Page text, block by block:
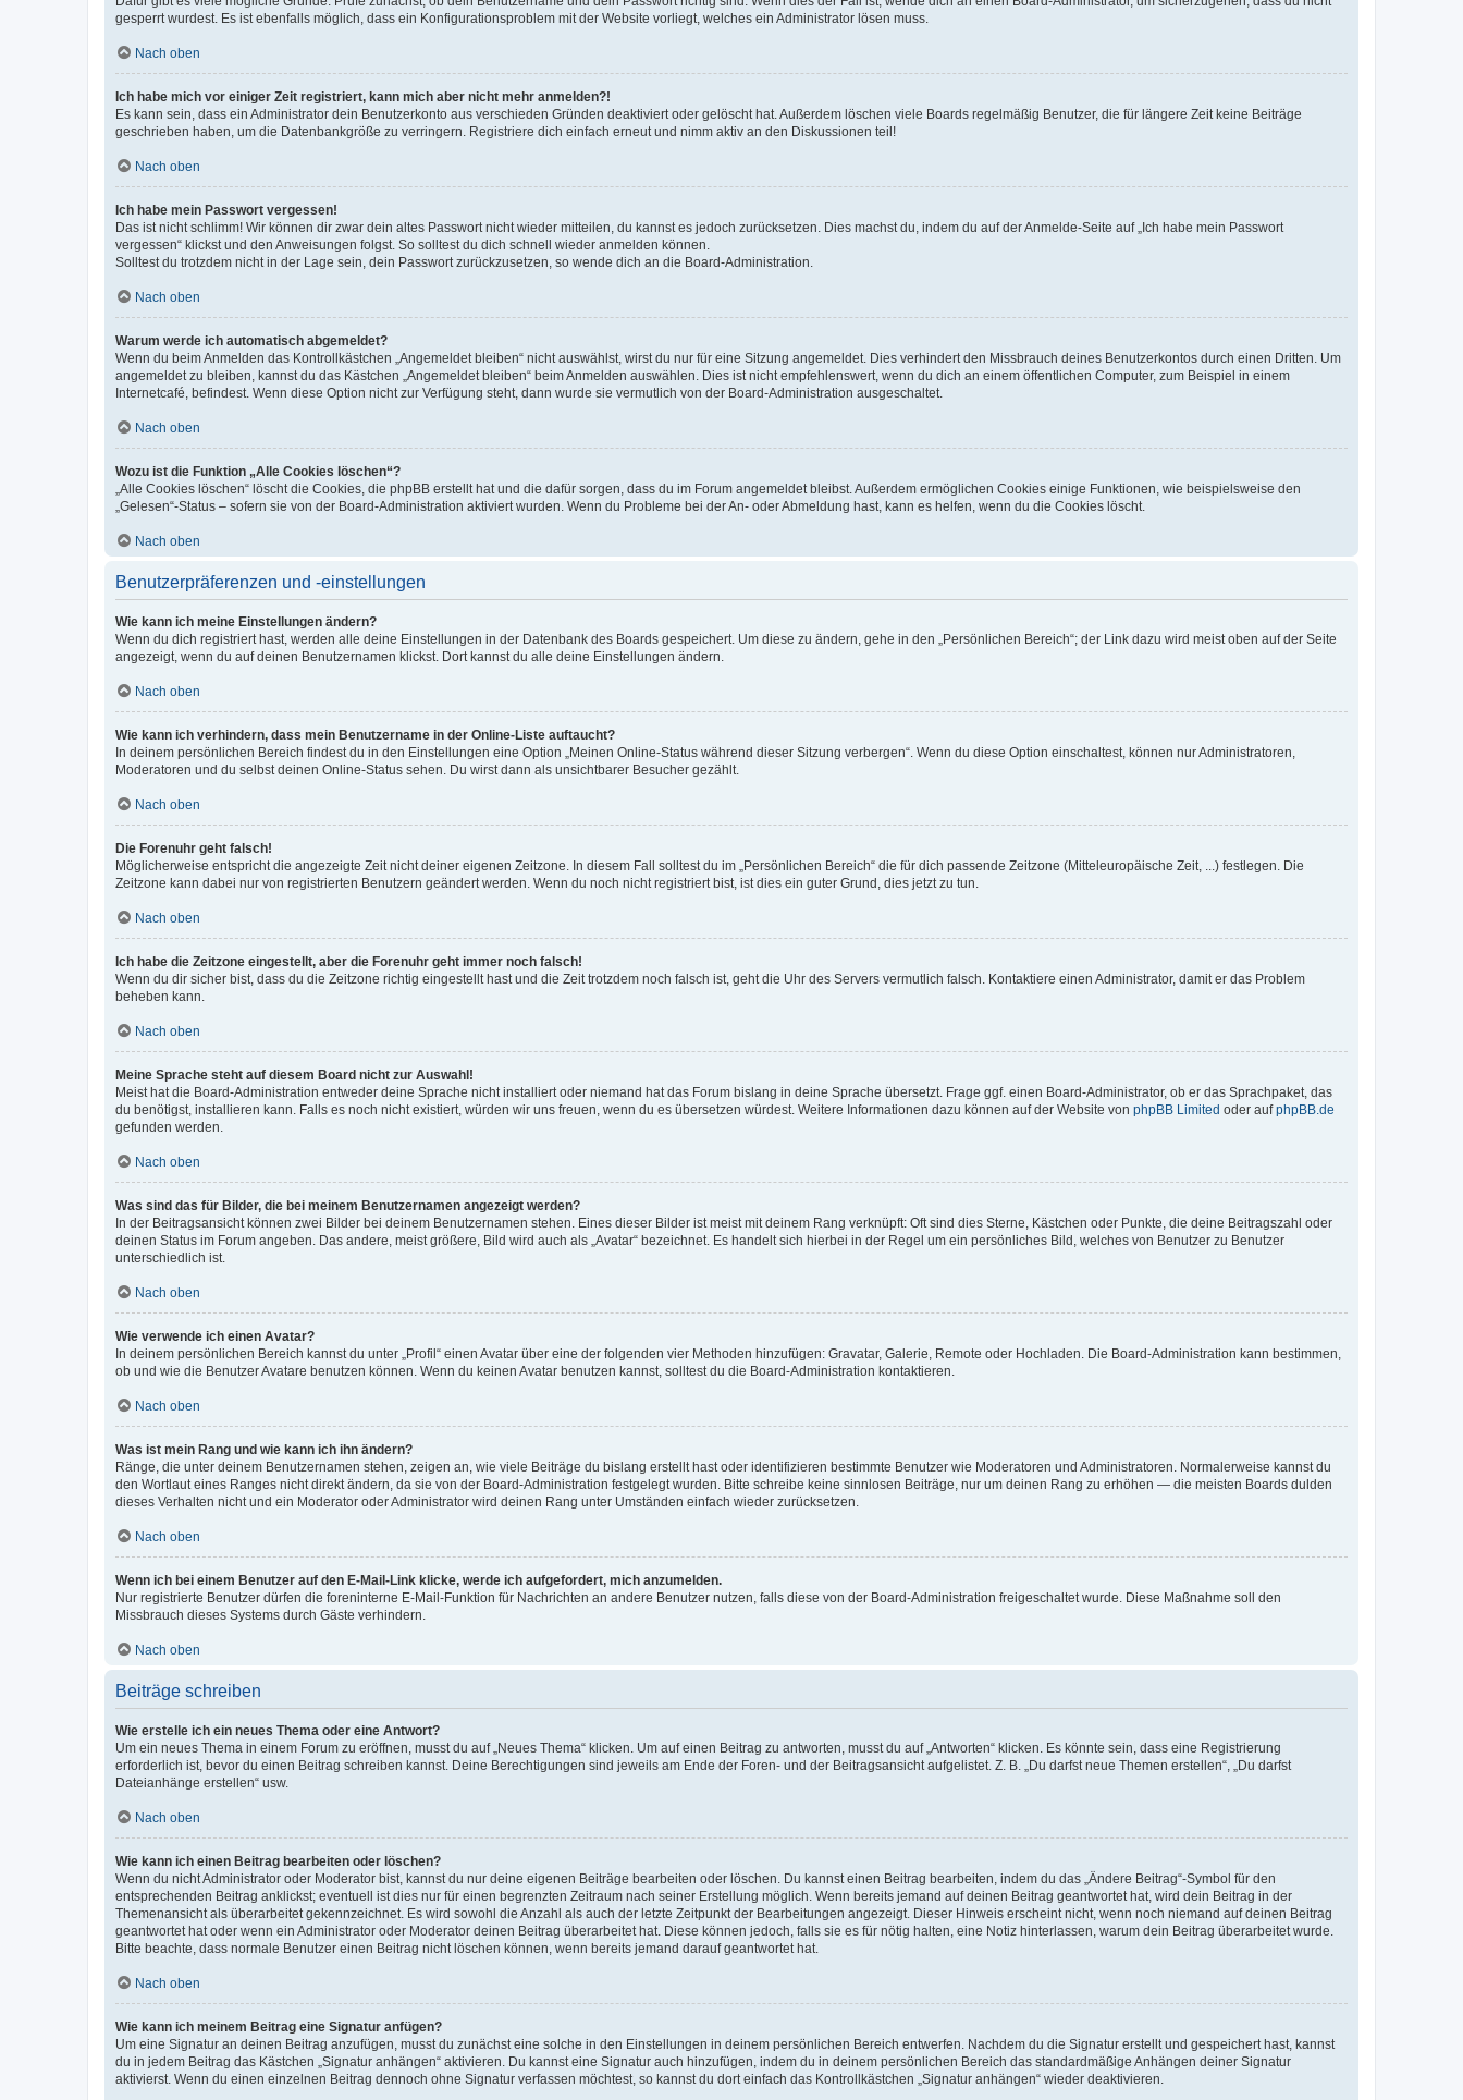
gesperrt wurdest. Es ist ebenfalls möglich, dass ein Konfigurationsproblem mit der Website vorliegt, welches ein Administrator lösen muss.
Nach oben
Ich habe mich vor einiger Zeit registriert, kann mich aber nicht mehr anmelden?!
Es kann sein, dass ein Administrator dein Benutzerkonto aus verschieden Gründen deaktiviert oder gelöscht hat. Außerdem löschen viele Boards regelmäßig Benutzer, die für längere Zeit keine Beiträge
geschrieben haben, um die Datenbankgröße zu verringern. Registriere dich einfach erneut und nimm aktiv an den Diskussionen teil!
Nach oben
Ich habe mein Passwort vergessen!
Das ist nicht schlimm! Wir können dir zwar dein altes Passwort nicht wieder mitteilen, du kannst es jedoch zurücksetzen. Dies machst du, indem du auf der Anmelde-Seite auf „Ich habe mein Passwort
vergessen“ klickst und den Anweisungen folgst. So solltest du dich schnell wieder anmelden können.
Solltest du trotzdem nicht in der Lage sein, dein Passwort zurückzusetzen, so wende dich an die Board-Administration.
Nach oben
Warum werde ich automatisch abgemeldet?
Wenn du beim Anmelden das Kontrollkästchen „Angemeldet bleiben“ nicht auswählst, wirst du nur für eine Sitzung angemeldet. Dies verhindert den Missbrauch deines Benutzerkontos durch einen Dritten. Um
angemeldet zu bleiben, kannst du das Kästchen „Angemeldet bleiben“ beim Anmelden auswählen. Dies ist nicht empfehlenswert, wenn du dich an einem öffentlichen Computer, zum Beispiel in einem
Internetcafé, befindest. Wenn diese Option nicht zur Verfügung steht, dann wurde sie vermutlich von der Board-Administration ausgeschaltet.
Nach oben
Wozu ist die Funktion „Alle Cookies löschen“?
„Alle Cookies löschen“ löscht die Cookies, die phpBB erstellt hat und die dafür sorgen, dass du im Forum angemeldet bleibst. Außerdem ermöglichen Cookies einige Funktionen, wie beispielsweise den
„Gelesen“-Status – sofern sie von der Board-Administration aktiviert wurden. Wenn du Probleme bei der An- oder Abmeldung hast, kann es helfen, wenn du die Cookies löscht.
Nach oben
Benutzerpräferenzen und -einstellungen
Wie kann ich meine Einstellungen ändern?
Wenn du dich registriert hast, werden alle deine Einstellungen in der Datenbank des Boards gespeichert. Um diese zu ändern, gehe in den „Persönlichen Bereich“; der Link dazu wird meist oben auf der Seite
angezeigt, wenn du auf deinen Benutzernamen klickst. Dort kannst du alle deine Einstellungen ändern.
Nach oben
Wie kann ich verhindern, dass mein Benutzername in der Online-Liste auftaucht?
In deinem persönlichen Bereich findest du in den Einstellungen eine Option „Meinen Online-Status während dieser Sitzung verbergen“. Wenn du diese Option einschaltest, können nur Administratoren,
Moderatoren und du selbst deinen Online-Status sehen. Du wirst dann als unsichtbarer Besucher gezählt.
Nach oben
Die Forenuhr geht falsch!
Möglicherweise entspricht die angezeigte Zeit nicht deiner eigenen Zeitzone. In diesem Fall solltest du im „Persönlichen Bereich“ die für dich passende Zeitzone (Mitteleuropäische Zeit, ...) festlegen. Die
Zeitzone kann dabei nur von registrierten Benutzern geändert werden. Wenn du noch nicht registriert bist, ist dies ein guter Grund, dies jetzt zu tun.
Nach oben
Ich habe die Zeitzone eingestellt, aber die Forenuhr geht immer noch falsch!
Wenn du dir sicher bist, dass du die Zeitzone richtig eingestellt hast und die Zeit trotzdem noch falsch ist, geht die Uhr des Servers vermutlich falsch. Kontaktiere einen Administrator, damit er das Problem
beheben kann.
Nach oben
Meine Sprache steht auf diesem Board nicht zur Auswahl!
Meist hat die Board-Administration entweder deine Sprache nicht installiert oder niemand hat das Forum bislang in deine Sprache übersetzt. Frage ggf. einen Board-Administrator, ob er das Sprachpaket, das
du benötigst, installieren kann. Falls es noch nicht existiert, würden wir uns freuen, wenn du es übersetzen würdest. Weitere Informationen dazu können auf der Website von phpBB Limited oder aufphpBB.de
gefunden werden.
Nach oben
Was sind das für Bilder, die bei meinem Benutzernamen angezeigt werden?
In der Beitragsansicht können zwei Bilder bei deinem Benutzernamen stehen. Eines dieser Bilder ist meist mit deinem Rang verknüpft: Oft sind dies Sterne, Kästchen oder Punkte, die deine Beitragszahl oder
deinen Status im Forum angeben. Das andere, meist größere, Bild wird auch als „Avatar“ bezeichnet. Es handelt sich hierbei in der Regel um ein persönliches Bild, welches von Benutzer zu Benutzer
unterschiedlich ist.
Nach oben
Wie verwende ich einen Avatar?
In deinem persönlichen Bereich kannst du unter „Profil“ einen Avatar über eine der folgenden vier Methoden hinzufügen: Gravatar, Galerie, Remote oder Hochladen. Die Board-Administration kann bestimmen,
ob und wie die Benutzer Avatare benutzen können. Wenn du keinen Avatar benutzen kannst, solltest du die Board-Administration kontaktieren.
Nach oben
Was ist mein Rang und wie kann ich ihn ändern?
Ränge, die unter deinem Benutzernamen stehen, zeigen an, wie viele Beiträge du bislang erstellt hast oder identifizieren bestimmte Benutzer wie Moderatoren und Administratoren. Normalerweise kannst du
den Wortlaut eines Ranges nicht direkt ändern, da sie von der Board-Administration festgelegt wurden. Bitte schreibe keine sinnlosen Beiträge, nur um deinen Rang zu erhöhen — die meisten Boards dulden
dieses Verhalten nicht und ein Moderator oder Administrator wird deinen Rang unter Umständen einfach wieder zurücksetzen.
Nach oben
Wenn ich bei einem Benutzer auf den E-Mail-Link klicke, werde ich aufgefordert, mich anzumelden.
Nur registrierte Benutzer dürfen die foreninterne E-Mail-Funktion für Nachrichten an andere Benutzer nutzen, falls diese von der Board-Administration freigeschaltet wurde. Diese Maßnahme soll den
Missbrauch dieses Systems durch Gäste verhindern.
Nach oben
Beiträge schreiben
Wie erstelle ich ein neues Thema oder eine Antwort?
Um ein neues Thema in einem Forum zu eröffnen, musst du auf „Neues Thema“ klicken. Um auf einen Beitrag zu antworten, musst du auf „Antworten“ klicken. Es könnte sein, dass eine Registrierung
erforderlich ist, bevor du einen Beitrag schreiben kannst. Deine Berechtigungen sind jeweils am Ende der Foren- und der Beitragsansicht aufgelistet. Z. B. „Du darfst neue Themen erstellen“, „Du darfst
Dateianhänge erstellen“ usw.
Nach oben
Wie kann ich einen Beitrag bearbeiten oder löschen?
Wenn du nicht Administrator oder Moderator bist, kannst du nur deine eigenen Beiträge bearbeiten oder löschen. Du kannst einen Beitrag bearbeiten, indem du das „Ändere Beitrag“-Symbol für den
entsprechenden Beitrag anklickst; eventuell ist dies nur für einen begrenzten Zeitraum nach seiner Erstellung möglich. Wenn bereits jemand auf deinen Beitrag geantwortet hat, wird dein Beitrag in der
Themenansicht als überarbeitet gekennzeichnet. Es wird sowohl die Anzahl als auch der letzte Zeitpunkt der Bearbeitungen angezeigt. Dieser Hinweis erscheint nicht, wenn noch niemand auf deinen Beitrag
geantwortet hat oder wenn ein Administrator oder Moderator deinen Beitrag überarbeitet hat. Diese können jedoch, falls sie es für nötig halten, eine Notiz hinterlassen, warum dein Beitrag überarbeitet wurde.
Bitte beachte, dass normale Benutzer einen Beitrag nicht löschen können, wenn bereits jemand darauf geantwortet hat.
Nach oben
Wie kann ich meinem Beitrag eine Signatur anfügen?
Um eine Signatur an deinen Beitrag anzufügen, musst du zunächst eine solche in den Einstellungen in deinem persönlichen Bereich entwerfen. Nachdem du die Signatur erstellt und gespeichert hast, kannst
du in jedem Beitrag das Kästchen „Signatur anhängen“ aktivieren. Du kannst eine Signatur auch hinzufügen, indem du in deinem persönlichen Bereich das standardmäßige Anhängen deiner Signatur
aktivierst. Wenn du einen einzelnen Beitrag dennoch ohne Signatur verfassen möchtest, so kannst du dort einfach das Kontrollkästchen „Signatur anhängen“ wieder deaktivieren.